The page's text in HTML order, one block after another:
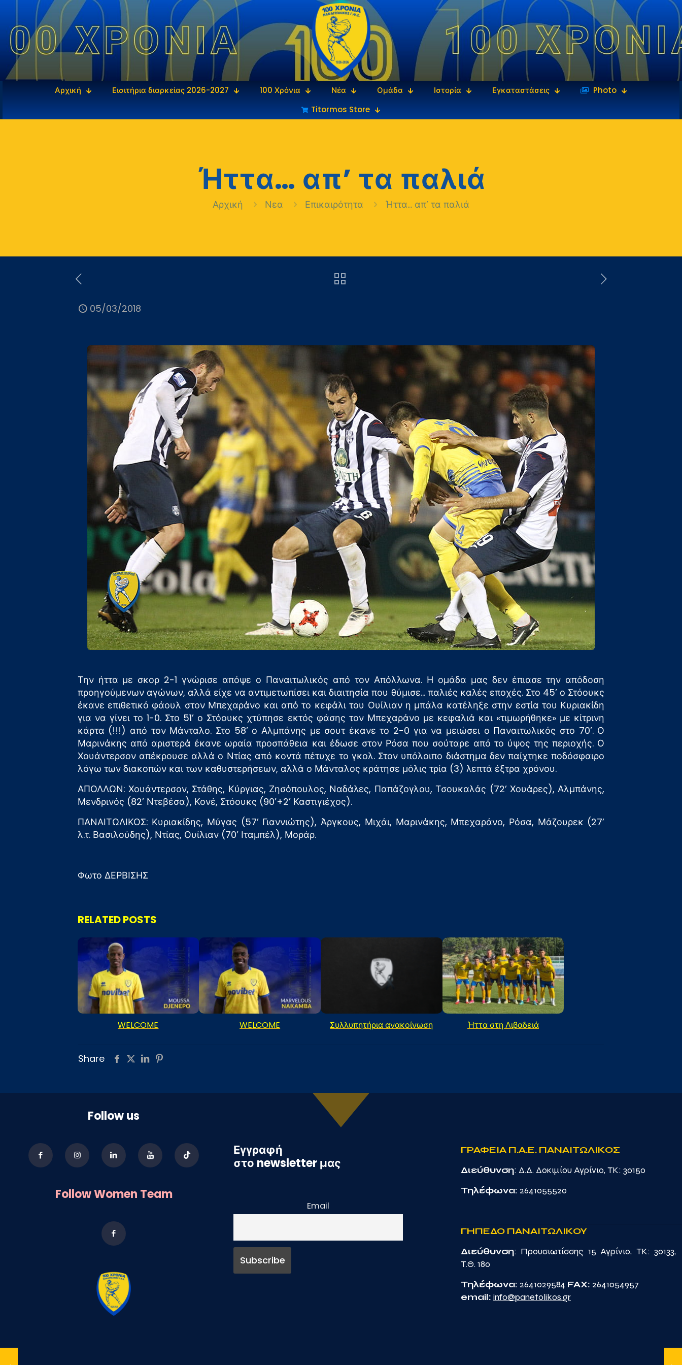
Αρχική Εισιτήρια διαρκείας 2026-2027 100 Χρόνια Νέα Ομάδα Ιστορία Εγκαταστάσεις
‎‏‏‎ ‎Photo
Titormos Store
Ήττα… απ’ τα παλιά
Αρχική Νεα Επικαιρότητα Ήττα… απ’ τα παλιά
05/03/2018
Την ήττα με σκορ 2-1 γνώρισε απόψε ο Παναιτωλικός από τον Απόλλωνα. Η ομάδα μας δεν έπιασε την απόδοση
προηγούμενων αγώνων, αλλά είχε να αντιμετωπίσει και διαιτησία που θύμισε… παλιές καλές εποχές. Στο 45’ ο Στόουκς
έκανε επιθετικό φάουλ στον Μπεχαράνο και από το κεφάλι του Ουίλιαν η μπάλα κατέληξε στην εστία του Κυριακίδη
για να γίνει το 1-0. Στο 51’ ο Στόουκς χτύπησε εκτός φάσης τον Μπεχαράνο με κεφαλιά και «τιμωρήθηκε» με κίτρινη
κάρτα (!!!) από τον Μάνταλο. Στο 58’ ο Αλμπάνης με σουτ έκανε το 2-0 για να μειώσει ο Παναιτωλικός στο 70’. Ο
Μαρινάκης από αριστερά έκανε ωραία προσπάθεια και έδωσε στον Ρόσα που σούταρε από το ύψος της περιοχής. Ο
Χουάντερσον απέκρουσε αλλά ο Ντίας από κοντά πέτυχε το γκολ. Στον υπόλοιπο διάστημα δεν παίχτηκε ποδόσφαιρο
λόγω των διακοπών και των καθυστερήσεων, αλλά ο Μάνταλος κράτησε μόλις τρία (3) λεπτά έξτρα χρόνου.
ΑΠΟΛΛΩΝ: Χουάντερσον, Στάθης, Κύργιας, Ζησόπουλος, Ναδάλες, Παπάζογλου, Τσουκαλάς (72’ Χουάρες), Αλμπάνης,
Μενδρινός (82’ Ντεβέσα), Κονέ, Στόουκς (90’+2’ Καστιγιέχος).
ΠΑΝΑΙΤΩΛΙΚΟΣ: Κυριακίδης, Μύγας (57’ Γιαννιώτης), Άργκους, Μιχάι, Μαρινάκης, Μπεχαράνο, Ρόσα, Μάζουρεκ (27’
λ.τ. Βασιλούδης), Ντίας, Ουίλιαν (70’ Ιταμπέλ), Μοράρ.
Φωτο ΔΕΡΒΙΣΗΣ
RELATED POSTS
WELCOME WELCOME Συλλυπητήρια ανακοίνωση Ήττα στη Λιβαδειά
Share
Follow us
Follow Women Team
Εγγραφή
στο newsletter μας
Email
ΓΡΑΦΕΙΑ Π.Α.Ε. ΠΑΝΑΙΤΩΛΙΚΟΣ
Διεύθυνση: Δ.Δ. Δοκιμίου Αγρίνιο, TK: 30150
Τηλέφωνα: 2641055520
ΓΗΠΕΔΟ ΠΑΝΑΙΤΩΛΙΚΟΥ
Διεύθυνση: Προυσιωτίσσης 15 Αγρίνιο, TK: 30133,
Τ.Θ. 180
Τηλέφωνα: 2641029584 FAX: 2641054957
email: info@panetolikos.gr